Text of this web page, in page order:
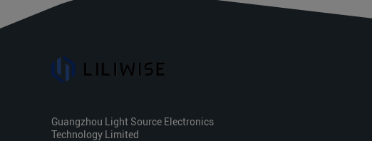
Guangzhou Light Source Electronics
Technology Limited